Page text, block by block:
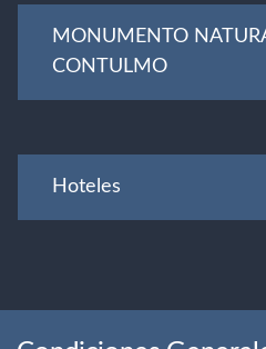
MONUMENTO
CONTULMO
Hoteles